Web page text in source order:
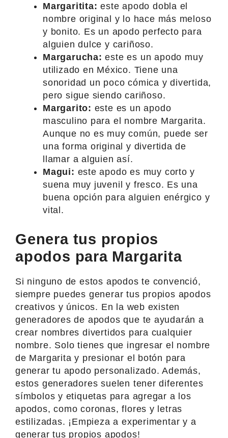
Margaritita: este apodo dobla el
nombre original y lo hace más meloso
y bonito. Es un apodo perfecto para
alguien dulce y cariñoso.
Margarucha: este es un apodo muy
utilizado en México. Tiene una
sonoridad un poco cómica y divertida,
pero sigue siendo cariñoso.
Margarito: este es un apodo
masculino para el nombre Margarita.
Aunque no es muy común, puede ser
una forma original y divertida de
llamar a alguien así.
Magui: este apodo es muy corto y
suena muy juvenil y fresco. Es una
buena opción para alguien enérgico y
vital.
Genera tus propios
apodos para Margarita
Si ninguno de estos apodos te convenció,
siempre puedes generar tus propios apodos
creativos y únicos. En la web existen
generadores de apodos que te ayudarán a
crear nombres divertidos para cualquier
nombre. Solo tienes que ingresar el nombre
de Margarita y presionar el botón para
generar tu apodo personalizado. Además,
estos generadores suelen tener diferentes
símbolos y etiquetas para agregar a los
apodos, como coronas, flores y letras
estilizadas. ¡Empieza a experimentar y a
generar tus propios apodos!